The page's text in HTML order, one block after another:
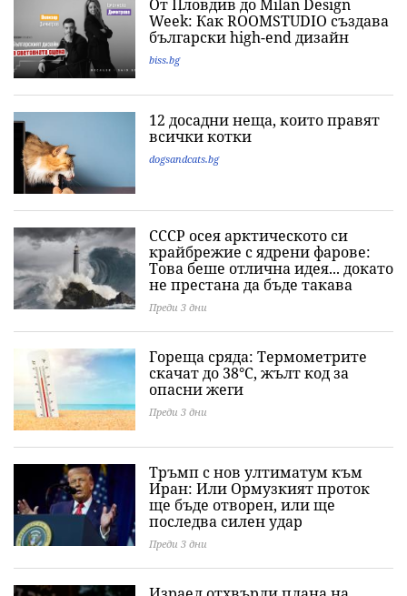
От Пловдив до Milan Design
Week: Как ROOMSTUDIO създава
български high-end дизайн
biss.bg
12 досадни неща, които правят
всички котки
dogsandcats.bg
СССР осея арктическото си
крайбрежие с ядрени фарове:
Това беше отлична идея... докато
не престана да бъде такава
Преди 3 дни
Гореща сряда: Термометрите
скачат до 38°C, жълт код за
опасни жеги
Преди 3 дни
Тръмп с нов ултиматум към
Иран: Или Ормузкият проток
ще бъде отворен, или ще
последва силен удар
Преди 3 дни